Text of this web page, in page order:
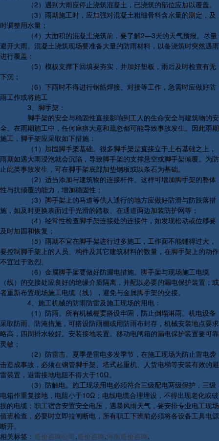
（2）遇到大雨应停止浇筑混凝土，已浇筑的部位应加以覆盖。
（3）雨期施工时，应加强对混凝土粗细骨料含水量的测定，及
时调整用水量；
（4）大面积的混凝土浇筑前，要了解2—3天的天气预报。尽量
避开大雨。混凝土浇筑现场要准备大量的防雨材料，以备浇筑时突然遇雨
进行覆盖；
（5）模板支撑下回填要夯实，并加好垫板，雨后及时检查有无
下沉；
（6）下雨时不得进行钢筋焊接、对接等工作，急需时应做好防
雨工作或将施工
3、脚手架：
脚手架的安全与稳固性直接影响到工人的生命安全与建筑物的安
全。在雨期施工中，任何麻痹大意和疏忽都可能导致事故发生。因此雨期
施工，脚手架应采取如下措施：
（1）加固脚手架基础。很多脚手架是直接立于土石基础之上，
雨期如遇大雨浸泡就会沉陷，导致脚手架的支撑悬空或脚手架倾覆。为防
止此类事故发生，可在脚手架底部加垫钢板或以条石为基础。
（2）适当添加与建筑物的连接杆件。这样可增加脚手架的整体
性与抗倾覆的能力，增加稳固性；
（3）脚手架上的马道等供人通行的地方应做好防滑与防跌落措
施，如及时更换表面过于光滑的踏板、在通道两边加装防护网等；
（4）经常性检查脚手架连接处的连接件，如发现松动或位移要
及时加固和恢复；
（5）雨期不宜在脚手架进行过多施工，工作面不能铺得过大，
要控制脚手架上的人员、构件及其它建筑材料的数量，在脚手架上的动作
不宜过于激烈。
（6）金属脚手架要做好防漏电措施。脚手架与现场施工电缆
（线）的交接处应良好的绝缘介质隔离，并配以必要的漏电保护装置；或
者重新布置现场施工电缆（线），避免与金属脚手架的交接。
4、施工机械的防雨防雷及施工现场的用电：
（1）防雨。所有机械棚要搭设牢固，防止倒塌淋雨。机电设备
采取防雨、防淹措施，可搭设防雨棚或用防雨布封存，机械安装地点要求
略高，四周排水较好。安装接地装置。移动电闸箱的漏电保护装置要可靠
灵敏；
（2）防雷击。夏季是雷电多发季节，在施工现场为防止雷电袭
击造成事故，必须在钢管脚手架、塔式起重机、人货电梯等安装有效的避
雷装置，避雷接地电阻不得大于10Ω。
（3）防触电。施工现场用电必须符合三级配电两级保护，三级
电箱作重复接地，电阻小于10Ω；电线电缆合理埋设，不得出现老化或破
损的电缆；职工宿舍安置安全电压，遇暴风雨天气，要安排专业电工现场
值班检查，必要时立即拉闸断电，所有职工下班前必须将各设备工具电源
断开。
相关标签： 造价咨询公司,造价咨询,河南造价咨询,